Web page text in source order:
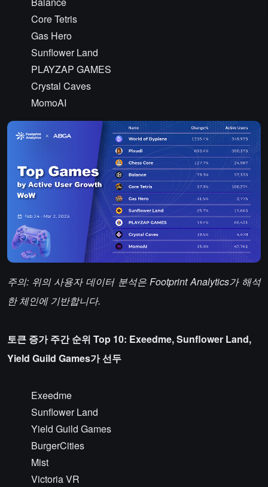
Core Tetris
Gas Hero
Sunflower Land
PLAYZAP GAMES
Crystal Caves
MomoAI
주의: 위의 사용자 데이터 분석은 Footprint Analytics가 해석
한 체인에 기반합니다.
토큰 증가 주간 순위 Top 10: Exeedme, Sunflower Land,
Yield Guild Games가 선두
Exeedme
Sunflower Land
Yield Guild Games
BurgerCities
Mist
Victoria VR